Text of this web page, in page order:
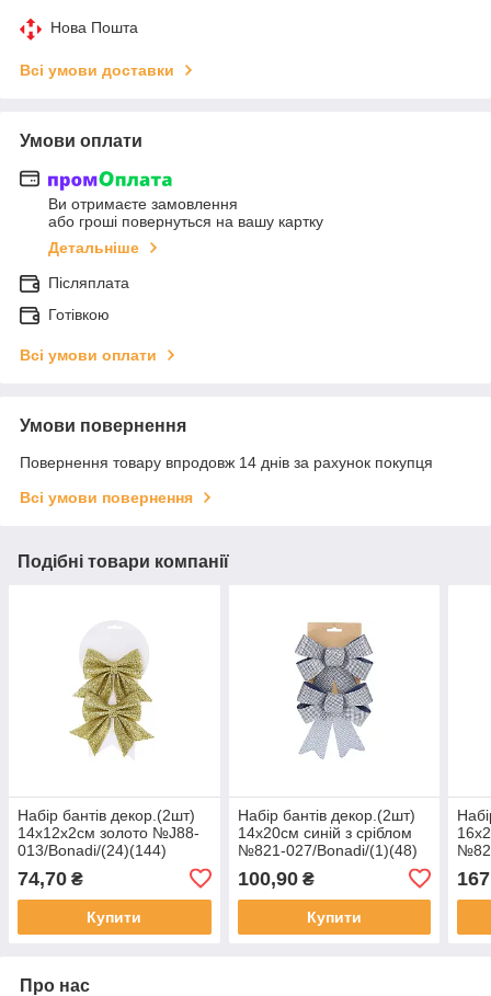
Нова Пошта
Всі умови доставки
Умови оплати
Ви отримаєте замовлення
або гроші повернуться на вашу картку
Детальніше
Післяплата
Готівкою
Всі умови оплати
Умови повернення
Повернення товару впродовж 14 днів за рахунок покупця
Всі умови повернення
Подібні товари компанії
Набір бантів декор.(2шт)
14х12х2см золото №J88-
013/Bonadi/(24)(144)
74,70 ₴
Купити
Набір бантів декор.(2шт)
14х20см синій з сріблом
№821-027/Bonadi/(1)(48)
100,90₴
Купити
Про нас